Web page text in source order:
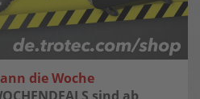
die Woche